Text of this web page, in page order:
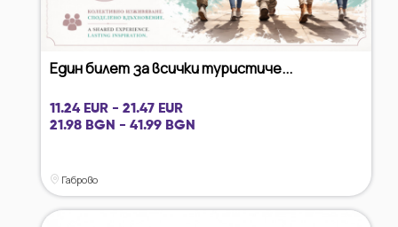
Един билет за всички туристиче...
11.24 EUR - 21.47 EUR
21.98 BGN - 41.99 BGN
Габрово